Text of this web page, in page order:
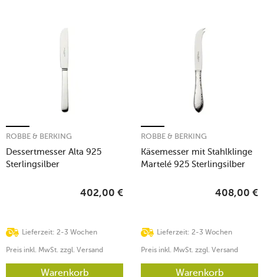
Dessertmesser Alta 925
Sterlingsilber
ROBBE & BERKING
Lieferzeit: 2-3 Wochen
402,00 €
Preis inkl. MwSt. zzgl. Versand
Warenkorb
Käsemesser mit Stahlklinge
Martelé 925 Sterlingsilber
ROBBE & BERKING
Lieferzeit: 2-3 Wochen
408,00 €
Preis inkl. MwSt. zzgl. Versand
Warenkorb